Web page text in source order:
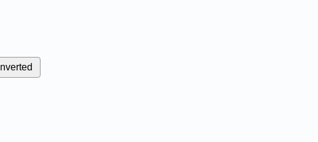
Inverted